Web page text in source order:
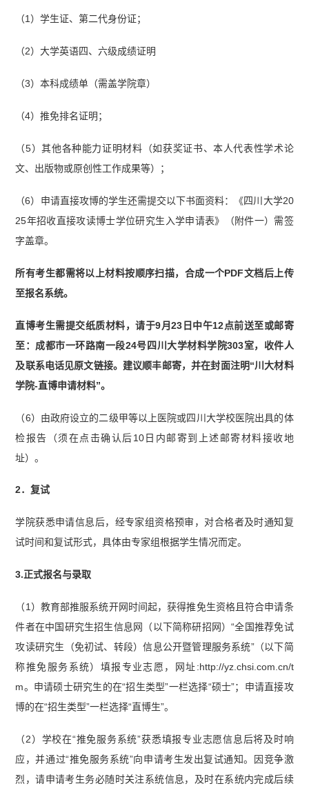
（1）学生证、第二代身份证；
（2）大学英语四、六级成绩证明
（3）本科成绩单（需盖学院章）
（4）推免排名证明；
（5）其他各种能力证明材料（如获奖证书、本人代表性学术论
文、出版物或原创性工作成果等）；
（6）申请直接攻博的学生还需提交以下书面资料：《四川大学20
25年招收直接攻读博士学位研究生入学申请表》（附件一）需签
字盖章。
所有考生都需将以上材料按顺序扫描，合成一个PDF文档后上传
至报名系统。
直博考生需提交纸质材料，请于9月23日中午12点前送至或邮寄
至：成都市一环路南一段24号四川大学材料学院303室，收件人
及联系电话见原文链接。建议顺丰邮寄，并在封面注明“川大材料
学院-直博申请材料”。
（6）由政府设立的二级甲等以上医院或四川大学校医院出具的体
检报告（须在点击确认后10日内邮寄到上述邮寄材料接收地
址）。
2．复试
学院获悉申请信息后，经专家组资格预审，对合格者及时通知复
试时间和复试形式，具体由专家组根据学生情况而定。
3.正式报名与录取
（1）教育部推服系统开网时间起，获得推免生资格且符合申请条
件者在中国研究生招生信息网（以下简称研招网）“全国推荐免试
攻读研究生（免初试、转段）信息公开暨管理服务系统”（以下简
称推免服务系统）填报专业志愿，网址:http://yz.chsi.com.cn/t
m。申请硕士研究生的在“招生类型”一栏选择“硕士”；申请直接攻
博的在“招生类型”一栏选择“直博生”。
（2）学校在“推免服务系统”获悉填报专业志愿信息后将及时响
应，并通过“推免服务系统”向申请考生发出复试通知。因竞争激
烈，请申请考生务必随时关注系统信息，及时在系统内完成后续